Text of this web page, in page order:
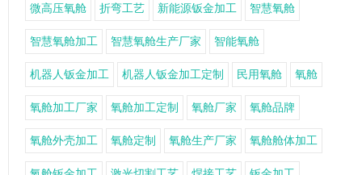
微高压氧舱 折弯工艺 新能源钣金加工 智慧氧舱
智慧氧舱加工 智慧氧舱生产厂家 智能氧舱
机器人钣金加工 机器人钣金加工定制 民用氧舱 氧舱
氧舱加工厂家 氧舱加工定制 氧舱厂家 氧舱品牌
氧舱外壳加工 氧舱定制 氧舱生产厂家 氧舱舱体加工